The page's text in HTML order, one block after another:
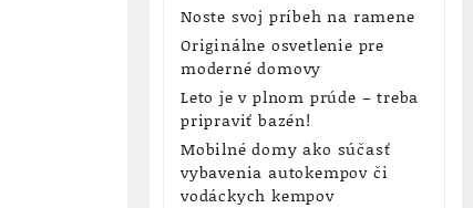
Noste svoj príbeh na ramene
Originálne osvetlenie pre
moderné domovy
Leto je v plnom prúde – treba
pripraviť bazén!
Mobilné domy ako súčasť
vybavenia autokempov či
vodáckych kempov